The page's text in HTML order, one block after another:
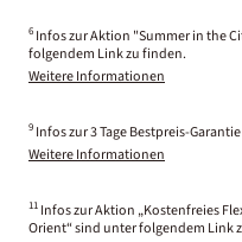
6 Infos zur Aktion "Summer in the
folgendem Link zu finden.
Weitere Informationen
9 Infos zur 3 Tage Bestpreis-
Weitere Informationen
11 Infos zur Aktion „Kostenfreies
Orient“ sind unter folgendem Link